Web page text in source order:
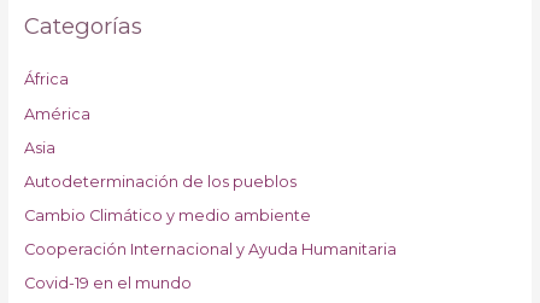
Categorías
África
América
Asia
Autodeterminación de los pueblos
Cambio Climático y medio ambiente
Cooperación Internacional y Ayuda Humanitaria
Covid-19 en el mundo